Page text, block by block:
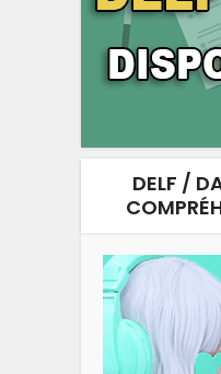
DELF /